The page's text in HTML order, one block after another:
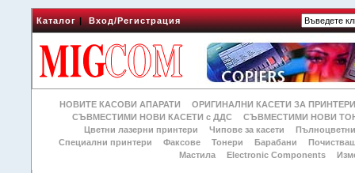
Каталог|Вход/Регистрация
НОВИТЕ КАСОВИ АПАРАТИ
ОРИГИНАЛНИ КАСЕТИ ЗА
СЪВМЕСТИМИ НОВИ КАСЕТИ с ДДС
СЪВМЕСТИМИ НОВИ
Цветни лазерни принтери
Чипове за касети
Специални принтери
Факсове Тонери Барабани
Мастила
Electronic Components